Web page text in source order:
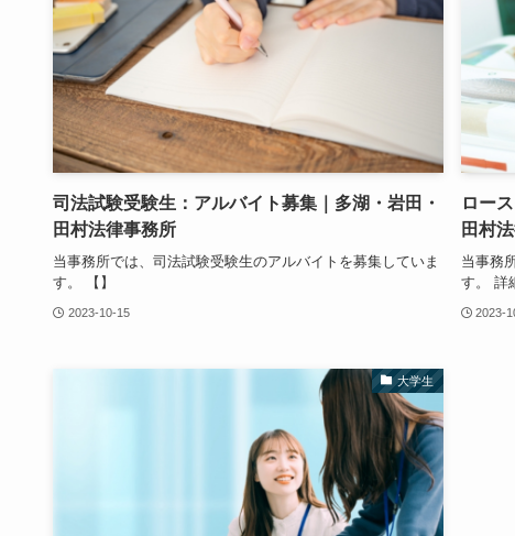
司法試験受験生：アルバイト募集｜多湖・岩田・
田村法律事務所
当事務所では、司法試験受験生のアルバイトを募集していま
す。 【】
2023-10-15
ロー
田村
当事務
す。 詳
2023-
大学生